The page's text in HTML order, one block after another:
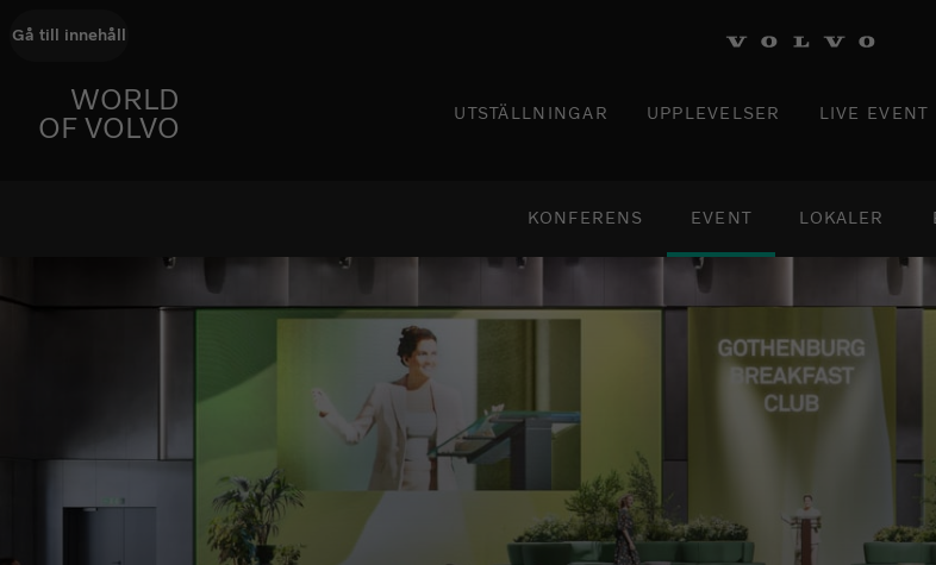
Gå till innehåll
WORLD
OF VOLVO
GÅ TILL STARTSIDAN UTSTÄLLNINGAR UPPLEVELSER LIVE EVENT
KONFERENS EVENT LOKALER